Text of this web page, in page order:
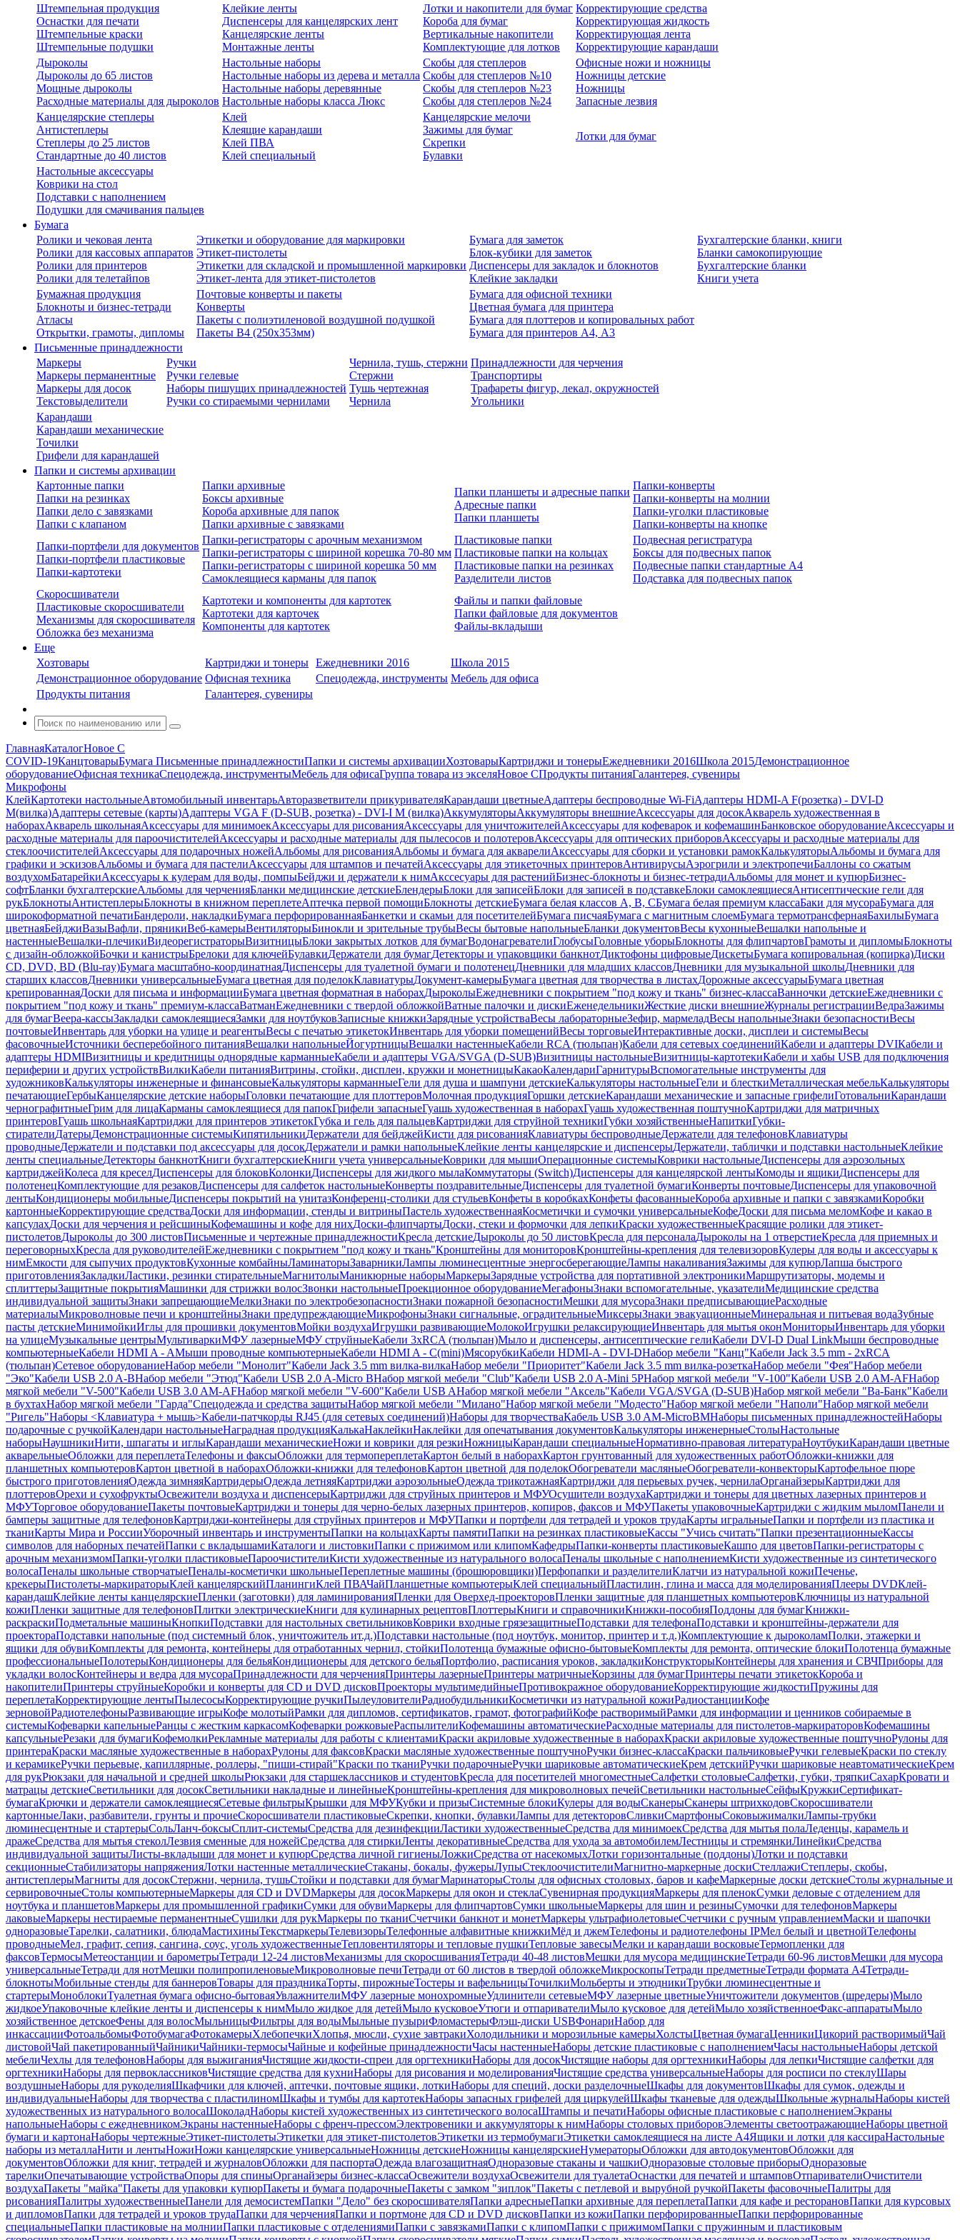
Штемпельная продукция
Оснастки для печати
Штемпельные краски
Штемпельные подушки
Клейкие ленты
Диспенсеры для канцелярских лент
Канцелярские ленты
Монтажные ленты
Лотки и накопители для бумаг
Короба для бумаг
Вертикальные накопители
Комплектующие для лотков
Корректирующие средства
Корректирующая жидкость
Корректирующая лента
Корректирующие карандаши
Дыроколы
Дыроколы до 65 листов
Мощные дыроколы
Расходные материалы для дыроколов
Настольные наборы
Настольные наборы из дерева и металла
Настольные наборы деревянные
Настольные наборы класса Люкс
Скобы для степлеров
Скобы для степлеров №10
Скобы для степлеров №23
Скобы для степлеров №24
Офисные ножи и ножницы
Ножницы детские
Ножницы
Запасные лезвия
Канцелярские степлеры
Антистеплеры
Степлеры до 25 листов
Стандартные до 40 листов
Клей
Клеящие карандаши
Клей ПВА
Клей специальный
Канцелярские мелочи
Зажимы для бумаг
Скрепки
Булавки
Лотки для бумаг
Настольные аксессуары
Коврики на стол
Подставки с наполнением
Подушки для смачивания пальцев
Бумага
Ролики и чековая лента
Ролики для кассовых аппаратов
Ролики для принтеров
Ролики для телетайпов
Этикетки и оборудование для маркировки
Этикет-пистолеты
Этикетки для складской и промышленной маркировки
Этикет-лента для этикет-пистолетов
Бумага для заметок
Блок-кубики для заметок
Диспенсеры для закладок и блокнотов
Клейкие закладки
Бухгалтерские бланки, книги
Бланки самокопирующие
Бухгалтерские бланки
Книги учета
Бумажная продукция
Блокноты и бизнес-тетради
Атласы
Открытки, грамоты, дипломы
Почтовые конверты и пакеты
Конверты
Пакеты с полиэтиленовой воздушной подушкой
Пакеты В4 (250х353мм)
Бумага для офисной техники
Цветная бумага для принтера
Бумага для плоттеров и копировальных работ
Бумага для принтеров А4, А3
Письменные принадлежности
Маркеры
Маркеры перманентные
Маркеры для досок
Текстовыделители
Ручки
Ручки гелевые
Наборы пишущих принадлежностей
Ручки со стираемыми чернилами
Чернила, тушь, стержни
Стержни
Тушь чертежная
Чернила
Принадлежности для черчения
Транспортиры
Трафареты фигур, лекал, окружностей
Угольники
Карандаши
Карандаши механические
Точилки
Грифели для карандашей
Папки и системы архивации
Картонные папки
Папки на резинках
Папки дело с завязками
Папки с клапаном
Папки архивные
Боксы архивные
Короба архивные для папок
Папки архивные с завязками
Папки планшеты и адресные папки
Адресные папки
Папки планшеты
Папки-конверты
Папки-конверты на молнии
Папки-уголки пластиковые
Папки-конверты на кнопке
Папки-портфели для документов
Папки-портфели пластиковые
Папки-картотеки
Папки-регистраторы с арочным механизмом
Папки-регистраторы с шириной корешка 70-80 мм
Папки-регистраторы с шириной корешка 50 мм
Самоклеящиеся карманы для папок
Пластиковые папки
Пластиковые папки на кольцах
Пластиковые папки на резинках
Разделители листов
Подвесная регистратура
Боксы для подвесных папок
Подвесные папки стандартные А4
Подставка для подвесных папок
Скоросшиватели
Пластиковые скоросшиватели
Механизмы для скоросшивателя
Обложка без механизма
Картотеки и компоненты для картотек
Картотеки для карточек
Компоненты для картотек
Файлы и папки файловые
Папки файловые для документов
Файлы-вкладыши
Еще
Хозтовары
Картриджи и тонеры Ежедневники 2016
Школа 2015
Демонстрационное оборудование Офисная техника Спецодежда, инструменты Мебель для офиса
Продукты питания
Галантерея, сувениры
ГлавнаяКаталогНовое С
COVID-19КанцтоварыБумага Письменные принадлежностиПапки и системы архивацииХозтоварыКартриджи и тонерыЕжедневники 2016Школа 2015Демонстрационное
оборудованиеОфисная техникаСпецодежда, инструментыМебель для офисаГруппа товара из экселяНовое СПродукты питанияГалантерея, сувениры
Микрофоны
КлейКартотеки настольныеАвтомобильный инвентарьАвторазветвители прикуривателяКарандаши цветныеАдаптеры беспроводные Wi-FiАдаптеры HDMI-A F(розетка) - DVI-D
M(вилка)Адаптеры сетевые (карты)Адаптеры VGA F (D-SUB, розетка) - DVI-I M (вилка)АккумуляторыАккумуляторы внешниеАксессуары для досокАкварель художественная в
наборахАкварель школьнаяАксессуары для минимоекАксессуары для рисованияАксессуары для уничтожителейАксессуары для кофеварок и кофемашинБанковское оборудованиеАксессуары и
расходные материалы для пароочистителейАксессуары и расходные материалы для пылесосов и полотеровАксессуары для оптических приборовАксессуары и расходные материалы для
стеклоочистителейАксессуары для подарочных ножейАльбомы для рисованияАльбомы и бумага для акварелиАксессуары для сборки и установки рамокКалькуляторыАльбомы и бумага для
графики и эскизовАльбомы и бумага для пастелиАксессуары для штампов и печатейАксессуары для этикеточных принтеровАнтивирусыАэрогрили и электропечиБаллоны со сжатым
воздухомБатарейкиАксессуары к кулерам для воды, помпыБейджи и держатели к нимАкссесуары для растенийБизнес-блокноты и бизнес-тетрадиАльбомы для монет и купюрБизнес-
софтБланки бухгалтерскиеАльбомы для черченияБланки медицинские детскиеБлендерыБлоки для записейБлоки для записей в подставкеБлоки самоклеящиесяАнтисептические гели для
рукБлокнотыАнтистеплерыБлокноты в книжном переплетеАптечка первой помощиБлокноты детскиеБумага белая классов А, В, СБумага белая премиум классаБаки для мусораБумага для
широкоформатной печатиБандероли, накладкиБумага перфорированнаяБанкетки и скамьи для посетителейБумага писчаяБумага с магнитным слоемБумага термотрансфернаяБахилыБумага
цветнаяБейджиВазыВафли, пряникиВеб-камерыВентиляторыБинокли и зрительные трубыВесы бытовые напольныеБланки документовВесы кухонныеВешалки напольные и
настенныеВешалки-плечикиВидеорегистраторыВизитницыБлоки закрытых лотков для бумагВодонагревателиГлобусыГоловные уборыБлокноты для флипчартовГрамоты и дипломыБлокноты
с дизайн-обложкойБочки и канистрыБрелоки для ключейБулавкиДержатели для бумагДетекторы и упаковщики банкнотДиктофоны цифровыеДискетыБумага копировальная (копирка)Диски
CD, DVD, BD (Blu-ray)Бумага масштабно-координатнаяДиспенсеры для туалетной бумаги и полотенецДневники для младших классовДневники для музыкальной школыДневники для
старших классовДневники универсальныеБумага цветная для поделокКлавиатурыДокумент-камерыБумага цветная для творчества в листахДорожные аксессуарыБумага цветная
крепированнаяДоски для письма и информацииБумага цветная форматная в наборахДыроколыЕжедневники с покрытием "под кожу и ткань" бизнес-классаВанночки детскиеЕжедневники с
покрытием "под кожу и ткань" премиум-классаВатманЕжедневники с твердой обложкойВатные палочки и дискиЕженедельникиЖесткие диски внешниеЖурналы регистрацииВедраЗажимы
для бумагВеера-кассыЗакладки самоклеящиесяЗамки для ноутбуковЗаписные книжкиЗарядные устройстваВесы лабораторныеЗефир, мармеладВесы напольныеЗнаки безопасностиВесы
почтовыеИнвентарь для уборки на улице и реагентыВесы с печатью этикетокИнвентарь для уборки помещенийВесы торговыеИнтерактивные доски, дисплеи и системыВесы
фасовочныеИсточники бесперебойного питанияВешалки напольныеЙогуртницыВешалки настенныеКабели RCA (тюльпан)Кабели для сетевых соединенийКабели и адаптеры DVIКабели и
адаптеры HDMIВизитницы и кредитницы однорядные карманныеКабели и адаптеры VGA/SVGA (D-SUB)Визитницы настольныеВизитницы-картотекиКабели и хабы USB для подключения
периферии и других устройствВилкиКабели питанияВитрины, стойки, дисплеи, кружки и монетницыКакаоКалендариГарнитурыВспомогательные инструменты для
художниковКалькуляторы инженерные и финансовыеКалькуляторы карманныеГели для душа и шампуни детскиеКалькуляторы настольныеГели и блесткиМеталлическая мебельКалькуляторы
печатающиеГербыКанцелярские детские наборыГоловки печатающие для плоттеровМолочная продукцияГоршки детскиеКарандаши механические и запасные грифелиГотовальниКарандаши
чернографитныеГрим для лицаКарманы самоклеящиеся для папокГрифели запасныеГуашь художественная в наборахГуашь художественная поштучноКартриджи для матричных
принтеровГуашь школьнаяКартриджи для принтеров этикетокГубка и гель для пальцевКартриджи для струйной техникиГубки хозяйственныеНапиткиГубки-
стирателиДатерыДемонстрационные системыКипятильникиДержатели для бейджейКисти для рисованияКлавиатуры беспроводныеДержатели для телефоновКлавиатуры
проводныеДержатели и подставки под аксессуары для досокДержатели и рамки напольныеКлейкие ленты канцелярские и диспенсерыДержатели, таблички и подставки настольныеКлейкие
ленты специальныеДетекторы банкнотКниги бухгалтерскиеКниги учета универсальныеКоврики для мышиОперационные системыКоврики настольныеДиспенсеры для аэрозольных
картриджейКолеса для креселДиспенсеры для блоковКолонкиДиспенсеры для жидкого мылаКоммутаторы (Switch)Диспенсеры для канцелярской лентыКомоды и ящикиДиспенсеры для
полотенецКомплектующие для резаковДиспенсеры для салфеток настольныеКонверты поздравительныеДиспенсеры для туалетной бумагиКонверты почтовыеДиспенсеры для упаковочной
лентыКондиционеры мобильныеДиспенсеры покрытий на унитазКонференц-столики для стульевКонфеты в коробкахКонфеты фасованныеКороба архивные и папки с завязкамиКоробки
картонныеКорректирующие средстваДоски для информации, стенды и витриныПастель художественнаяКосметички и сумочки универсальныеКофеДоски для письма меломКофе и какао в
капсулахДоски для черчения и рейсшиныКофемашины и кофе для нихДоски-флипчартыДоски, стеки и формочки для лепкиКраски художественныеКрасящие ролики для этикет-
пистолетовДыроколы до 300 листовПисьменные и чертежные принадлежностиКресла детскиеДыроколы до 50 листовКресла для персоналаДыроколы на 1 отверстиеКресла для приемных и
переговорныхКресла для руководителейЕжедневники с покрытием "под кожу и ткань"Кронштейны для мониторовКронштейны-крепления для телевизоровКулеры для воды и аксессуары к
нимЕмкости для сыпучих продуктовКухонные комбайныЛаминаторыЗаварникиЛампы люминесцентные энергосберегающиеЛампы накаливанияЗажимы для купюрЛапша быстрого
приготовленияЗакладкиЛастики, резинки стирательныеМагнитолыМаникюрные наборыМаркерыЗарядные устройства для портативной электроникиМаршрутизаторы, модемы и
сплиттерыЗащитные покрытияМашинки для стрижки волосЗвонки настольныеПроекционное оборудованиеМегафоныЗнаки вспомогательные, указателиМедицинские средства
индивидуальной защитыЗнаки запрещающиеМелкиЗнаки по электробезопасностиЗнаки пожарной безопасностиМешки для мусораЗнаки предписывающиеРасходные
материалыМикроволновые печи и кронштейныЗнаки предупреждающиеМикрофоныЗнаки сигнальные, оградительныеМиксерыЗнаки эвакуационныеМинеральная и питьевая водаЗубные
пасты детскиеМинимойкиИглы для прошивки документовМойки воздухаИгрушки развивающиеМолокоИгрушки релаксирующиеИнвентарь для мытья оконМониторыИнвентарь для уборки
на улицеМузыкальные центрыМультиваркиМФУ лазерныеМФУ струйныеКабели 3xRCA (тюльпан)Мыло и диспенсеры, антисептические гелиКабели DVI-D Dual LinkМыши беспроводные
компьютерныеКабели HDMI A - AМыши проводные компьютерныеКабели HDMI A - C(mini)МясорубкиКабели HDMI-A - DVI-DНабор мебели "Канц"Кабели Jack 3.5 mm - 2xRCA
(тюльпан)Сетевое оборудованиеНабор мебели "Монолит"Кабели Jack 3.5 mm вилка-вилкаНабор мебели "Приоритет"Кабели Jack 3.5 mm вилка-розеткаНабор мебели "Фея"Набор мебели
"Эко"Кабели USB 2.0 A-BНабор мебели "Этюд"Кабели USB 2.0 A-Micro BНабор мягкой мебели "Club"Кабели USB 2.0 A-Mini 5PНабор мягкой мебели "V-100"Кабели USB 2.0 AM-AFНабор
мягкой мебели "V-500"Кабели USB 3.0 AM-AFНабор мягкой мебели "V-600"Кабели USB AНабор мягкой мебели "Аксель"Кабели VGA/SVGA (D-SUB)Набор мягкой мебели "Ва-Банк"Кабели
в бухтахНабор мягкой мебели "Гарда"Спецодежда и средства защитыНабор мягкой мебели "Милано"Набор мягкой мебели "Модесто"Набор мягкой мебели "Наполи"Набор мягкой мебели
"Ригель"Наборы <Клавиатура + мышь>Кабели-патчкорды RJ45 (для сетевых соединений)Наборы для творчестваКабель USB 3.0 AM-MicroBMНаборы письменных принадлежностейНаборы
подарочные с ручкойКалендари настольныеНаградная продукцияКалькаНаклейкиНаклейки для опечатывания документовКалькуляторы инженерныеСтолыНастольные
наборыНаушникиНити, шпагаты и иглыКарандаши механическиеНожи и коврики для резкиНожницыКарандаши специальныеНормативно-правовая литератураНоутбукиКарандаши цветные
акварельныеОбложки для переплетаТелефоны и факсыОбложки для термопереплетаКартон белый в наборахКартон грунтованный для художественных работОбложки-книжки для
планшетных компьютеровКартон цветной в наборахОбложки-книжки для телефоновКартон цветной для поделокОбогреватели масляныеОбогреватели-конвекторыКартофельное пюре
быстрого приготовленияОдежда зимняяКартридерыОдежда летняяКартриджи аэрозольныеОдежда трикотажнаяКартриджи для перьевых ручек, чернилаОрганайзерыКартриджи для
плоттеровОрехи и сухофруктыОсвежители воздуха и диспенсерыКартриджи для струйных принтеров и МФУОсушители воздухаКартриджи и тонеры для цветных лазерных принтеров и
МФУТорговое оборудованиеПакеты почтовыеКартриджи и тонеры для черно-белых лазерных принтеров, копиров, факсов и МФУПакеты упаковочныеКартриджи с жидким мыломПанели и
бамперы защитные для телефоновКартриджи-контейнеры для струйных принтеров и МФУПапки и портфели для тетрадей и уроков трудаКарты игральныеПапки и портфели из пластика и
тканиКарты Мира и РоссииУборочный инвентарь и инструментыПапки на кольцахКарты памятиПапки на резинках пластиковыеКассы "Учись считать"Папки презентационныеКассы
символов для наборных печатейПапки с вкладышамиКаталоги и листовкиПапки с прижимом или клипомКафедрыПапки-конверты пластиковыеКашпо для цветовПапки-регистраторы с
арочным механизмомПапки-уголки пластиковыеПароочистителиКисти художественные из натурального волосаПеналы школьные с наполнениемКисти художественные из синтетического
волосаПеналы школьные створчатыеПеналы-косметички школьныеПереплетные машины (брошюровщики)Перфопапки и разделителиКлатчи из натуральной кожиПеченье,
крекерыПистолеты-маркираторыКлей канцелярскийПланингиКлей ПВАЧайПланшетные компьютерыКлей специальныйПластилин, глина и масса для моделированияПлееры DVDКлей-
карандашКлейкие ленты канцелярскиеПленки (заготовки) для ламинированияПленки для Оверхед-проекторовПленки защитные для планшетных компьютеровКлючницы из натуральной
кожиПленки защитные для телефоновПлитки электрическиеКниги для кулинарных рецептовПлоттерыКниги и справочникиКнижки-пособияПоддоны для бумагКнижки-
раскраскиПодметальные машиныКнопкиПодставки для настольных светильниковКоврики входные грязезащитныеПодставки для телефонаПодставки и кронштейны-держатели для
проектораПодставки напольные (под системный блок, уничтожитель ит.д.)Подставки настольные (под ноутбук, монитор, принтер и т.д.)Комплектующие к дыроколамПолки, этажерки и
ящики для обувиКомплекты для ремонта, контейнеры для отработанных чернил, стойкиПолотенца бумажные офисно-бытовыеКомплекты для ремонта, оптические блокиПолотенца бумажные
профессиональныеПолотерыКондиционеры для бельяКондиционеры для детского бельяПортфолио, расписания уроков, закладкиКонструкторыКонтейнеры для хранения и СВЧПриборы для
укладки волосКонтейнеры и ведра для мусораПринадлежности для черченияПринтеры лазерныеПринтеры матричныеКорзины для бумагПринтеры печати этикетокКороба и
накопителиПринтеры струйныеКоробки и конверты для CD и DVD дисковПроекторы мультимедийныеПротивокражное оборудованиеКорректирующие жидкостиПружины для
переплетаКорректирующие лентыПылесосыКорректирующие ручкиПылеуловителиРадиобудильникиКосметички из натуральной кожиРадиостанцииКофе
зерновойРадиотелефоныРазвивающие игрыКофе молотыйРамки для дипломов, сертификатов, грамот, фотографийКофе растворимыйРамки для информации и ценников собираемые в
системыКофеварки капельныеРанцы с жестким каркасомКофеварки рожковыеРаспылителиКофемашины автоматическиеРасходные материалы для пистолетов-маркираторовКофемашины
капсульныеРезаки для бумагиКофемолкиРекламные материалы для работы с клиентамиКраски акриловые художественные в наборахКраски акриловые художественные поштучноРулоны для
принтераКраски масляные художественные в наборахРулоны для факсовКраски масляные художественные поштучноРучки бизнес-классаКраски пальчиковыеРучки гелевыеКраски по стеклу
и керамикеРучки перьевые, капиллярные, роллеры, "пиши-стирай"Краски по тканиРучки подарочныеРучки шариковые автоматическиеКрем детскийРучки шариковые неавтоматическиеКрем
для рукРюкзаки для начальной и средней школыРюкзаки для старшеклассников и студентовКресла для посетителей многоместныеСалфетки столовыеСалфетки, губки, тряпкиСахарКровати и
матрацы детскиеСветильники для досокСветильники накладные и линейныеКронштейны-крепления для микроволновых печейСветильники настольныеСейфыКружкиСертификат-
бумагаКрючки и держатели самоклеящиесяСетевые фильтрыКрышки для МФУКубки и призыСистемные блокиКулеры для водыСканерыСканеры штрихкодовСкоросшиватели
картонныеЛаки, разбавители, грунты и прочиеСкоросшиватели пластиковыеСкрепки, кнопки, булавкиЛампы для детекторовСливкиСмартфоныСоковыжималкиЛампы-трубки
люминесцентные и стартерыСольЛанч-боксыСплит-системыСредства для дезинфекцииЛастики художественныеСредства для минимоекСредства для мытья полаЛеденцы, карамель и
дражеСредства для мытья стеколЛезвия сменные для ножейСредства для стиркиЛенты декоративныеСредства для ухода за автомобилемЛестницы и стремянкиЛинейкиСредства
индивидуальной защитыЛисты-вкладыши для монет и купюрСредства личной гигиеныЛожкиСредства от насекомыхЛотки горизонтальные (поддоны)Лотки и подставки
секционныеСтабилизаторы напряженияЛотки настенные металлическиеСтаканы, бокалы, фужерыЛупыСтеклоочистителиМагнитно-маркерные доскиСтеллажиСтеплеры, скобы,
антистеплерыМагниты для досокСтержни, чернила, тушьСтойки и подставки для бумагМаринаторыСтолы для офисных столовых, баров и кафеМаркерные доски детскиеСтолы журнальные и
сервировочныеСтолы компьютерныеМаркеры для CD и DVDМаркеры для досокМаркеры для окон и стеклаСувенирная продукцияМаркеры для пленокСумки деловые с отделением для
ноутбука и планшетовМаркеры для промышленной графикиСумки для обувиМаркеры для флипчартовСумки школьныеМаркеры для шин и резиныСумочки для телефоновМаркеры
лаковыеМаркеры нестираемые перманентныеСушилки для рукМаркеры по тканиСчетчики банкнот и монетМаркеры ультрафиолетовыеСчетчики с ручным управлениемМаски и шапочки
одноразовыеТарелки, салатники, блюдаМастихиныТекстмаркерыТелевизорыТелефонные алфавитные книжкиМёд и джемТелефоны и радиотелефоны IPМел белый и цветнойТелефоны
проводныеМел, графит, сепия, сангина, соус, уголь художественныеТепловентиляторы и тепловые пушкиТепловые завесыМелки и карандаши восковыеТермопленки для
факсовТермосыМетеостанции и барометрыТетради 12-24 листовМеханизмы для скоросшиванияТетради 40-48 листовМешки для мусора медицинскиеТетради 60-96 листовМешки для мусора
универсальныеТетради для нотМешки полипропиленовыеМикроволновые печиТетради от 60 листов в твердой обложкеМикроскопыТетради предметныеТетради формата А4Тетради-
блокнотыМобильные стенды для баннеровТовары для праздникаТорты, пирожныеТостеры и вафельницыТочилкиМольберты и этюдникиТрубки люминесцентные и
стартерыМоноблокиТуалетная бумага офисно-бытоваяУвлажнителиМФУ лазерные монохромныеУдлинители сетевыеМФУ лазерные цветныеУничтожители документов (шредеры)Мыло
жидкоеУпаковочные клейкие ленты и диспенсеры к нимМыло жидкое для детейМыло кусковоеУтюги и отпаривателиМыло кусковое для детейМыло хозяйственноеФакс-аппаратыМыло
хозяйственное детскоеФены для волосМыльницыФильтры для водыМыльные пузыриФломастерыФлэш-диски USBФонариНабор для
инкассацииФотоальбомыФотобумагаФотокамерыХлебопечкиХлопья, мюсли, сухие завтракиХолодильники и морозильные камерыХолстыЦветная бумагаЦенникиЦикорий растворимыйЧай
листовойЧай пакетированныйЧайникиЧайники-термосыЧайные и кофейные принадлежностиЧасы настенныеНаборы детские пластиковые с наполнениемЧасы настольныеНаборы детской
мебелиЧехлы для телефоновНаборы для выжиганияЧистящие жидкости-спреи для оргтехникиНаборы для досокЧистящие наборы для оргтехникиНаборы для лепкиЧистящие салфетки для
оргтехникиНаборы для первоклассниковЧистящие средства для кухниНаборы для рисования и моделированияЧистящие средства универсальныеНаборы для росписи по стеклуШары
воздушныеНаборы для рукоделияШкафчики для ключей, аптечки, почтовые ящики, лоткиНаборы для специй, доски разделочныеШкафы для документовШкафы для сумок, одежды и
индивидуальныеНаборы для творчества с пластилиномШкафы и тумбы для картотекНаборы запасных грифелей для циркулейШкафы тканевые для одеждыШкольные журналыНаборы кистей
художественных из натурального волосаШоколадНаборы кистей художественных из синтетического волосаШтампы и печатиНаборы офисные пластиковые с наполнениемЭкраны
напольныеНаборы с ежедневникомЭкраны настенныеНаборы с френч-прессомЭлектровеники и аккумуляторы к нимНаборы столовых приборовЭлементы светоотражающиеНаборы цветной
бумаги и картонаНаборы чертежныеЭтикет-пистолетыЭтикетки для этикет-пистолетовЭтикетки из термобумагиЭтикетки самоклеящиеся на листе А4Ящики и лотки для кассираНастольные
наборы из металлаНити и лентыНожиНожи канцелярские универсальныеНожницы детскиеНожницы канцелярскиеНумераторыОбложки для автодокументовОбложки для
документовОбложки для книг, тетрадей и журналовОбложки для паспортаОдежда влагозащитнаяОдноразовые стаканы и чашкиОдноразовые столовые приборыОдноразовые
тарелкиОпечатывающие устройстваОпоры для спиныОрганайзеры бизнес-классаОсвежители воздухаОсвежители для туалетаОснастки для печатей и штамповОтпаривателиОчистители
воздухаПакеты "майка"Пакеты для упаковки купюрПакеты и бумага подарочныеПакеты с замком "зиплок"Пакеты с петлевой и вырубной ручкойПакеты фасовочныеПалитры для
рисованияПалитры художественныеПанели для демосистемПапки "Дело" без скоросшивателяПапки адресныеПапки архивные для переплетаПапки для кафе и ресторановПапки для курсовых
и дипломовПапки для тетрадей и уроков трудаПапки для черченияПапки и портмоне для CD и DVD дисковПапки из кожиПапки перфорированныеПапки перфорированные
специальныеПапки пластиковые на молнииПапки пластиковые с отделениямиПапки с завязкамиПапки с клипомПапки с прижимомПапки с пружинным и пластиковым